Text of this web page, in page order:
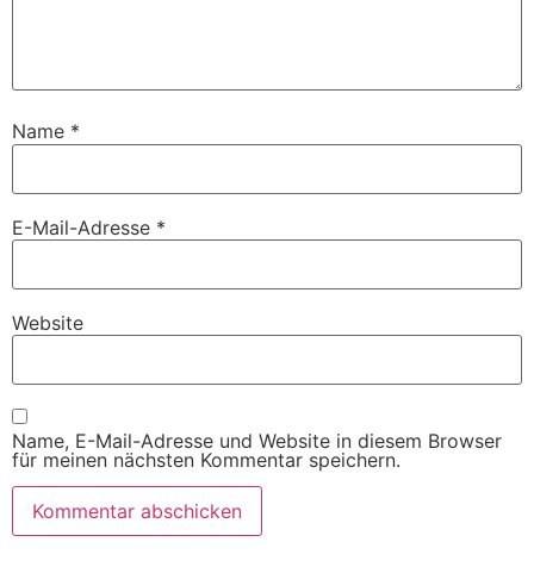
Name *
E-Mail-Adresse *
Website
Name, E-Mail-Adresse und Website in diesem Browser
für meinen nächsten Kommentar speichern.